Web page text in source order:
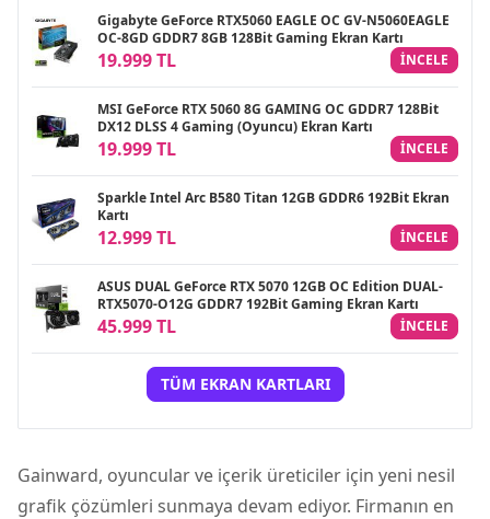
Gigabyte GeForce RTX5060 EAGLE OC GV-N5060EAGLE
OC-8GD GDDR7 8GB 128Bit Gaming Ekran Kartı
19.999 TL INCELE
MSI GeForce RTX 5060 8G GAMING OC GDDR7 128Bit
DX12 DLSS 4 Gaming (Oyuncu) Ekran Kartı
19.999 TL INCELE
Sparkle Intel Arc B580 Titan 12GB GDDR6 192Bit Ekran
Kartı
12.999 TL INCELE
ASUS DUAL GeForce RTX 5070 12GB OC Edition DUAL-
RTX5070-O12G GDDR7 192Bit Gaming Ekran Kartı
45.999 TL INCELE
TÜM EKRAN KARTLARI
Gainward, oyuncular ve içerik üreticiler için yeni nesil
grafik çözümleri sunmaya devam ediyor. Firmanın en